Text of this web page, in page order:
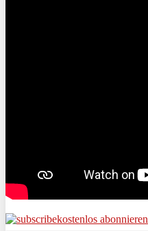
kostenlos abonnieren